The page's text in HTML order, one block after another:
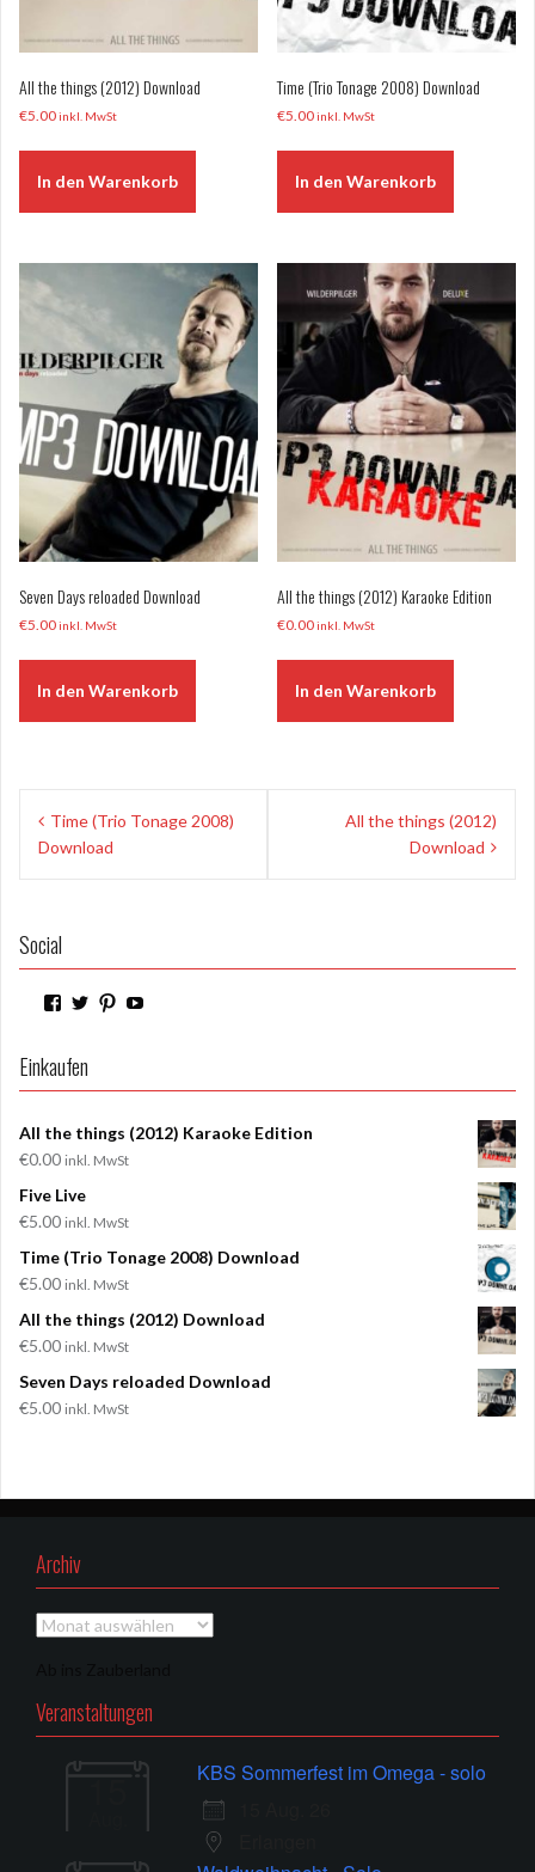
All the things (2012) Download
€5.00inkl. MwSt
In den Warenkorb
Time (Trio Tonage 2008) Download
€5.00inkl. MwSt
In den Warenkorb
Seven Days reloaded Download
€5.00inkl. MwSt
In den Warenkorb
All the things (2012) Karaoke Edition
€0.00inkl. MwSt
In den Warenkorb
Beitragsnavigation
Time (Trio Tonage 2008)
Download
All the things (2012)
Download
Social
Profil
auf
Facebook
anzeigen
Profil
anzeigen
Profil
anzeigen
anzeigen
Einkaufen
All the things (2012) Karaoke Edition
€0.00 inkl. MwSt
Five Live
€5.00 inkl. MwSt
Time (Trio Tonage 2008) Download
€5.00 inkl. MwSt
All the things (2012) Download
€5.00 inkl. MwSt
Seven Days reloaded Download
€5.00 inkl. MwSt
Archiv
Archiv
Veranstaltungen
15
KBS Sommerfest im Omega - solo